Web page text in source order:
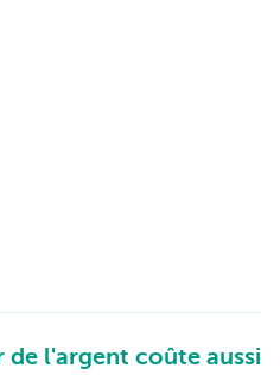
l'argent coûte aussi